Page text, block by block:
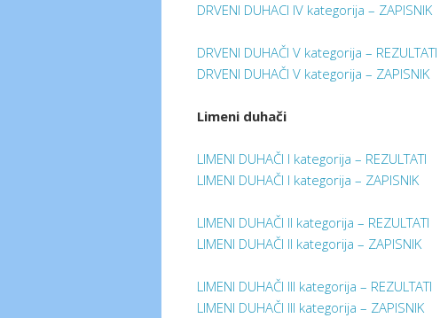
DRVENI DUHACI IV kategorija – ZAPISNIK
DRVENI DUHAČI V kategorija – REZULTATI
DRVENI DUHAČI V kategorija – ZAPISNIK
Limeni duhači
LIMENI DUHAČI I kategorija – REZULTATI
LIMENI DUHAČI I kategorija – ZAPISNIK
LIMENI DUHAČI II kategorija – REZULTATI
LIMENI DUHAČI II kategorija – ZAPISNIK
LIMENI DUHAČI III kategorija – REZULTATI
LIMENI DUHAČI III kategorija – ZAPISNIK